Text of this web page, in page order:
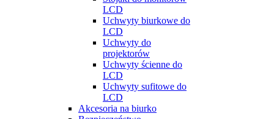
LCD
Uchwyty biurkowe do
LCD
Uchwyty do
projektorów
Uchwyty ścienne do
LCD
Uchwyty sufitowe do
LCD
Akcesoria na biurko